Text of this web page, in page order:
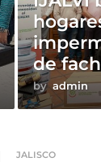
de
by admin
JALISCO